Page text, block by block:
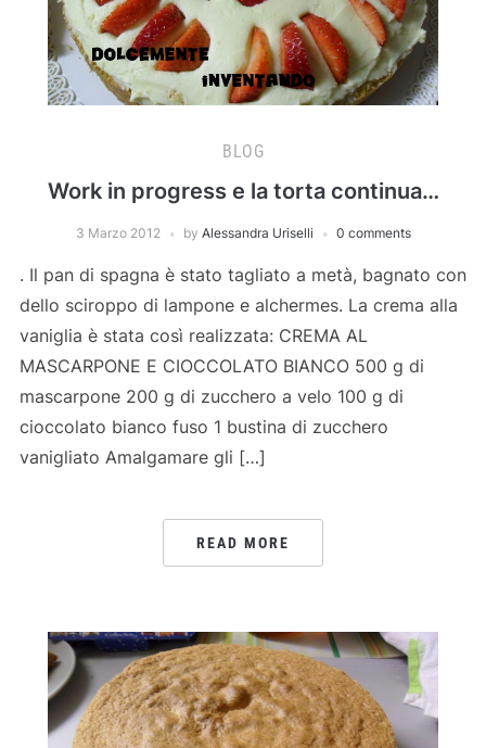
BLOG
Work in progress e la torta continua…
3 Marzo 2012 by Alessandra Uriselli 0 comments
. Il pan di spagna è stato tagliato a metà, bagnato con
dello sciroppo di lampone e alchermes. La crema alla
vaniglia è stata così realizzata: CREMA AL
MASCARPONE E CIOCCOLATO BIANCO 500 g di
mascarpone 200 g di zucchero a velo 100 g di
cioccolato bianco fuso 1 bustina di zucchero
vanigliato Amalgamare gli […]
READ MORE